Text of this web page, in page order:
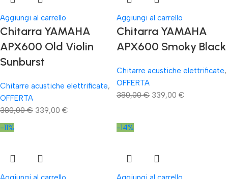
Aggiungi al carrello
Chitarra YAMAHA
APX600 Old Violin
Sunburst
Chitarre acustiche elettrificate,
OFFERTA
380,00€ 339,00 €
Aggiungi al carrello
Chitarra YAMAHA
APX600 Smoky Black
Chitarre acustiche elettrificate,
OFFERTA
380,00€ 339,00 €
-11% -14%